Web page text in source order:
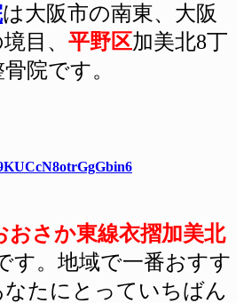
は大阪市の南東、大阪
目、 平野区加美北8丁
整骨院です。
おさか東線衣摺加美北
す。地域で一番おすす
なたにとっていちばん